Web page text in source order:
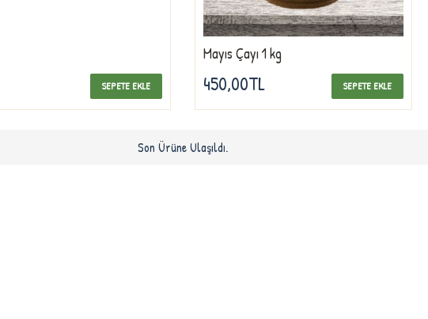
SEPETE EKLE
Mayıs Çayı 1 kg
450,00TL SEPETE EKLE
Son Ürüne Ulaşıldı.